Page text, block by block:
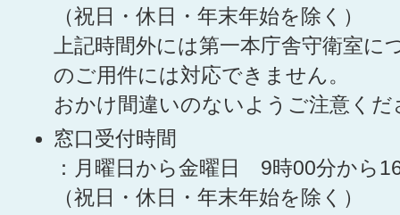
（祝日・休日・年末年始を除く）
上記時間外には第一本庁舎守衛室に
のご用件には対応できません。
おかけ間違いのないようご注意くだ
窓口受付時間
：月曜日から金曜日 9時00分から
（祝日・休日・年末年始を除く）